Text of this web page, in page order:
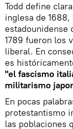
Todd define
inglesa de
estadounidense
1789 fueron los
liberal. En
es
"el fascismo
militarismo
En pocas
protestantismo
las poblaciones